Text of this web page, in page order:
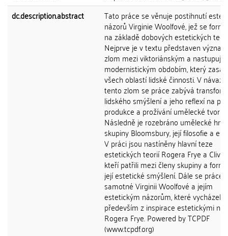
dc.description.abstract
Tato práce se věnuje postihnutí
názorů Virginie Woolfové, jež se
na základě dobových estetických
Nejprve je v textu představen
zlom mezi viktoriánským a
modernistickým obdobím, který
všech oblastí lidské činnosti. V
tento zlom se práce zabývá
lidského smýšlení a jeho reflexí na poli
produkce a prožívání umělecké tvorby.
Následně je rozebráno umělecké
skupiny Bloomsbury, její filosofie a
V práci jsou nastíněny hlavní teze
estetických teorií Rogera Frye a Cliva
kteří patřili mezi členy skupiny a
její estetické smýšlení. Dále se práce
samotné Virginii Woolfové a jejím
estetickým názorům, které vycházely
především z inspirace estetickými
Rogera Frye. Powered by TCPDF
(www.tcpdf.org)